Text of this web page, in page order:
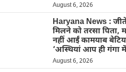
August 6, 2026
Haryana News :
मिलने को तरसा पिता,
नहीं आईं कामयाब
‘अस्थियां आप ही गंगा में
August 6, 2026